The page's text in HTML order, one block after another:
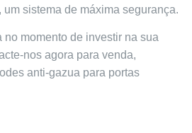
sistema de máxima segurança.
momento de investir na sua
nos agora para venda,
anti-gazua para portas